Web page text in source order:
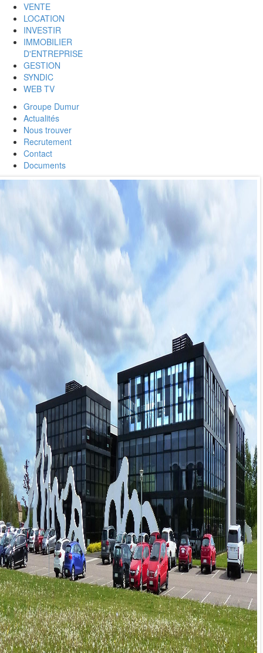
VENTE
LOCATION
INVESTIR
IMMOBILIER
D'ENTREPRISE
GESTION
SYNDIC
WEB TV
Groupe Dumur
Actualités
Nous trouver
Recrutement
Contact
Documents